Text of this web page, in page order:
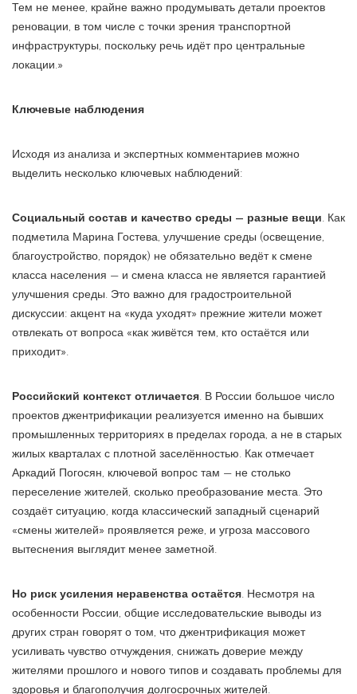
Тем не менее, крайне важно продумывать детали проектов
реновации, в том числе с точки зрения транспортной
инфраструктуры, поскольку речь идёт про центральные
локации.»
Ключевые наблюдения
Исходя из анализа и экспертных комментариев можно
выделить несколько ключевых наблюдений:
Социальный состав и качество среды — разные вещи. Как
подметила Марина Гостева, улучшение среды (освещение,
благоустройство, порядок) не обязательно ведёт к смене
класса населения — и смена класса не является гарантией
улучшения среды. Это важно для градостроительной
дискуссии: акцент на «куда уходят» прежние жители может
отвлекать от вопроса «как живётся тем, кто остаётся или
приходит».
Российский контекст отличается. В России большое число
проектов джентрификации реализуется именно на бывших
промышленных территориях в пределах города, а не в старых
жилых кварталах с плотной заселённостью. Как отмечает
Аркадий Погосян, ключевой вопрос там — не столько
переселение жителей, сколько преобразование места. Это
создаёт ситуацию, когда классический западный сценарий
«смены жителей» проявляется реже, и угроза массового
вытеснения выглядит менее заметной.
Но риск усиления неравенства остаётся. Несмотря на
особенности России, общие исследовательские выводы из
других стран говорят о том, что джентрификация может
усиливать чувство отчуждения, снижать доверие между
жителями прошлого и нового типов и создавать проблемы для
здоровья и благополучия долгосрочных жителей.